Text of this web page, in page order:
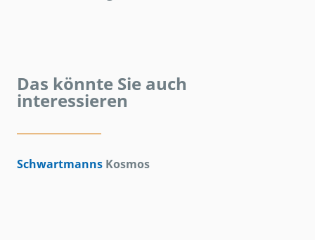
Das könnte Sie auch
interessieren
Schwartmanns Kosmos